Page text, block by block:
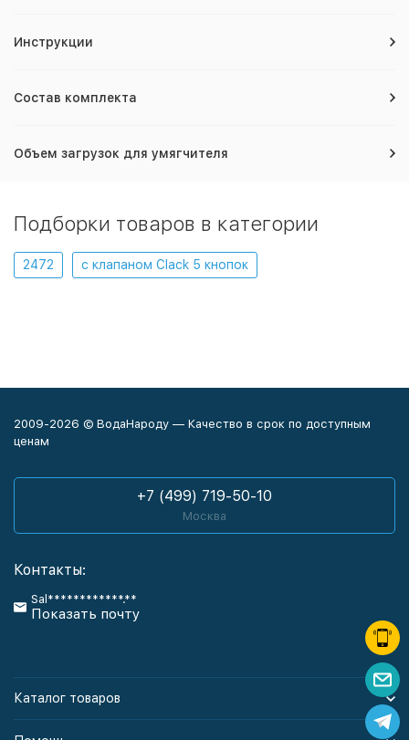
Инструкции
Состав комплекта
Объем загрузок для умягчителя
Подборки товаров в категории
2472 с клапаном Clack 5 кнопок
2009-2026 © ВодаНароду — Качество в срок по доступным
ценам
+7 (499) 719-50-10
Москва
Контакты:
Sal************.**
Показать почту
Каталог товаров